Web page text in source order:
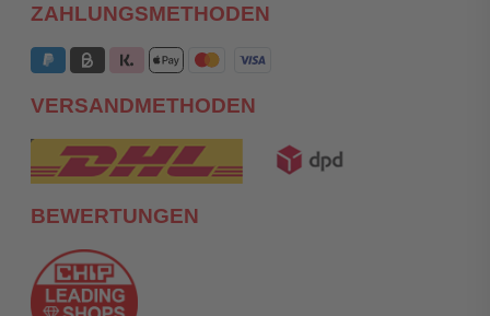
ZAHLUNGSMETHODEN
VERSANDMETHODEN
BEWERTUNGEN